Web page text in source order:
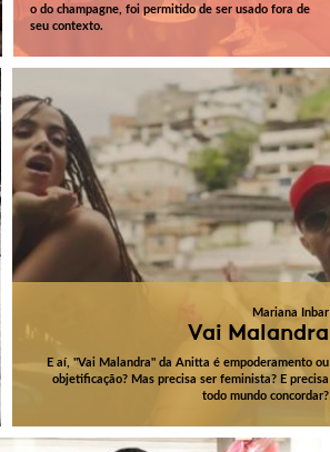
o do champagne, foi permitido de ser usado fora de
seu contexto.
Mariana Inbar
Vai Malandra
E aí, "Vai Malandra" da Anitta é empoderamento ou
objetificação? Mas precisa ser feminista? E precisa
todo mundo concordar?